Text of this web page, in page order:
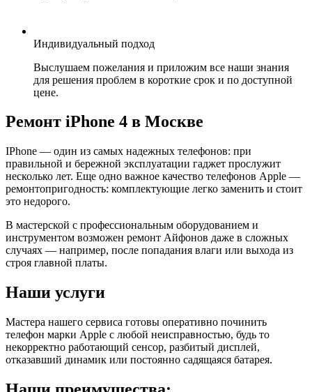
Индивидуальный подход
Выслушаем пожелания и приложим все наши знания
для решения проблем в короткие срок и по доступной
цене.
Ремонт iPhone 4 в Москве
IPhone — один из самых надежных телефонов: при
правильной и бережной эксплуатации гаджет прослужит
несколько лет. Еще одно важное качество телефонов Apple —
ремонтопригодность: комплектующие легко заменить и стоит
это недорого.
В мастерской с профессиональным оборудованием и
инструментом возможен ремонт Айфонов даже в сложных
случаях — например, после попадания влаги или выхода из
строя главной платы.
Наши услуги
Мастера нашего сервиса готовы оперативно починить
телефон марки Apple с любой неисправностью, будь то
некорректно работающий сенсор, разбитый дисплей,
отказавший динамик или постоянно садящаяся батарея.